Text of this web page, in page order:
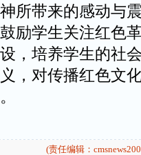
所带来的感动与
励学生关注红色
，培养学生的社
，对传播红色文
(责任编辑：